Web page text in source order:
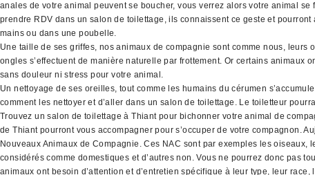
anales de votre animal peuvent se boucher, vous verrez alors votre animal
prendre RDV dans un salon de toilettage, ils connaissent ce geste et
mains ou dans une poubelle.
Une taille de ses griffes, nos animaux de compagnie sont comme nous,
ongles s’effectuent de manière naturelle par frottement. Or certains
sans douleur ni stress pour votre animal.
Un nettoyage de ses oreilles, tout comme les humains du cérumen
comment les nettoyer et d’aller dans un salon de toilettage. Le toiletteur
Trouvez un salon de toilettage à Thiant pour bichonner votre animal de
de Thiant pourront vous accompagner pour s’occuper de votre compagnon.
Nouveaux Animaux de Compagnie. Ces NAC sont par exemples les
considérés comme domestiques et d’autres non. Vous ne pourrez donc pas
animaux ont besoin d’attention et d’entretien spécifique à leur type, leur